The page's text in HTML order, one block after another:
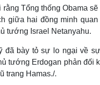
ngon
Nhà đẹp
Blog
Tình yêu - Gia
rằng Tổng thống Obama
giữa hai đồng minh
tướng Israel Netanyahu.
đã bày tỏ sự lo ngại về
tướng Erdogan phản đối
trang Hamas./.